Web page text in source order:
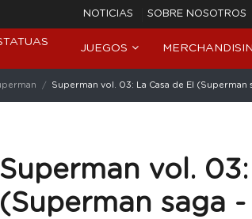
NOTICIAS SOBRE NOSOTROS
JUEGOS
Superman vol. 03: La Casa de El (Superman
Superman vol.
(Superman saga